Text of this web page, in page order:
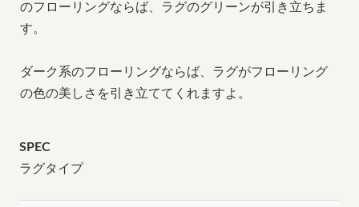
のフローリングならば、ラグのグリーンが引き立ちま
す。
ダーク系のフローリングならば、ラグがフローリング
の色の美しさを引き立ててくれますよ。
SPEC
ラグタイプ